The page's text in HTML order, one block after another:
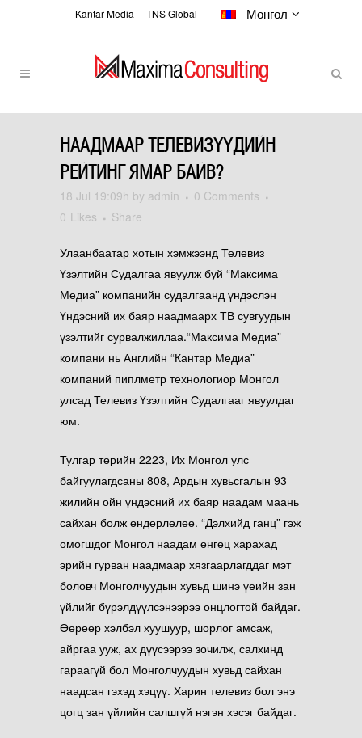
Kantar Media TNS Global Монгол
РЕЙТИНГ ЯМАР БАЙВ?
НААДМААР ТЕЛЕВИЗҮҮДИЙН
РЕЙТИНГ ЯМАР БАЙВ?
18 Jul 19:09h by admin
0 Comments
0 Likes Share
Улаанбаатар хотын хэмжээнд Телевиз
Үзэлтийн Судалгаа явуулж буй “Максима
Медиа” компанийн судалгаанд үндэслэн
Үндэсний их баяр наадмаарх ТВ сувгуудын
үзэлтийг сурвалжиллаа.“Максима Медиа”
компани нь Английн “Кантар Медиа”
компаний пиплметр технологиор Монгол
улсад Телевиз Үзэлтийн Судалгааг явуулдаг
юм.
Тулгар төрийн 2223, Их Монгол улс
байгуулагдсаны 808, Ардын хувьсгалын 93
жилийн ойн үндэсний их баяр наадам маань
сайхан болж өндөрлөлөө. “Дэлхийд ганц” гэж
омогшдог Монгол наадам өнгөц харахад
эрийн гурван наадмаар хязгаарлагддаг мэт
боловч Монголчуудын хувьд шинэ үеийн зан
үйлийг бүрэлдүүлсэнээрээ онцлогтой байдаг.
Өөрөөр хэлбэл хуушуур, шорлог амсаж,
айргаа ууж, ах дүүсээрээ зочилж, салхинд
гараагүй бол Монголчуудын хувьд сайхан
наадсан гэхэд хэцүү. Харин телевиз бол энэ
цогц зан үйлийн салшгүй нэгэн хэсэг байдаг.